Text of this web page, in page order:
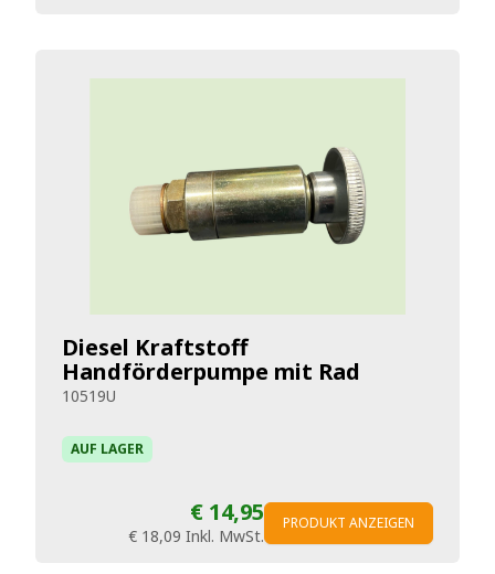
Diesel Kraftstoff
Handförderpumpe mit Rad
10519U
AUF LAGER
€ 14,95
€ 18,09 Inkl. MwSt.
PRODUKT ANZEIGEN